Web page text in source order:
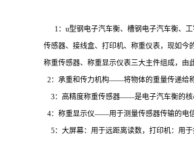
1：u型钢电子汽车衡、槽钢电子汽车衡、
传感器、接线盒、打印机、称重仪表，现如今
称重传感器、称重显示仪表三大主件组成，由
2：承重和传力机构——将物体的重量传递给
3：高精度称重传感器——是电子汽车衡的核
4：称重显示仪——用于测量传感器传输的
5：大屏幕：用于远距离读数，打印机：用